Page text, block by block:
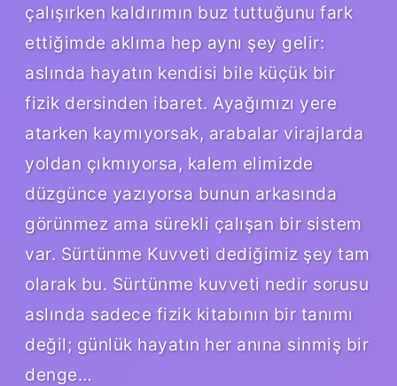
çalışırken kaldırımın buz tuttuğunu fark
ettiğimde aklıma hep aynı şey gelir:
aslında hayatın kendisi bile küçük bir
fizik dersinden ibaret. Ayağımızı yere
atarken kaymıyorsak, arabalar virajlarda
yoldan çıkmıyorsa, kalem elimizde
düzgünce yazıyorsa bunun arkasında
görünmez ama sürekli çalışan bir sistem
var. Sürtünme Kuvveti dediğimiz şey tam
olarak bu. Sürtünme kuvveti nedir sorusu
aslında sadece fizik kitabının bir tanımı
değil; günlük hayatın her anına sinmiş bir
denge…